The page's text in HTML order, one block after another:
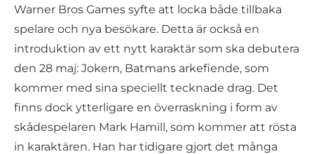
Warner Bros Games syfte att locka både tillbaka
spelare och nya besökare. Detta är också en
introduktion av ett nytt karaktär som ska debutera
den 28 maj: Jokern, Batmans arkefiende, som
kommer med sina speciellt tecknade drag. Det
finns dock ytterligare en överraskning i form av
skådespelaren Mark Hamill, som kommer att rösta
in karaktären. Han har tidigare gjort det många